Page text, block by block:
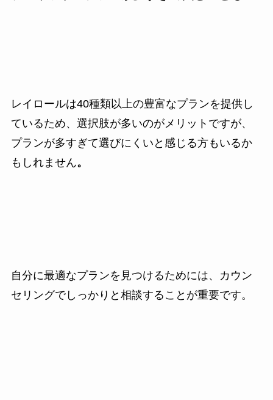
レイロールは40種類以上の豊富なプランを提供し
ているため、選択肢が多いのがメリットですが、
プランが多すぎて選びにくいと感じる方もいるか
もしれません。
自分に最適なプランを見つけるためには、カウン
セリングでしっかりと相談することが重要です。